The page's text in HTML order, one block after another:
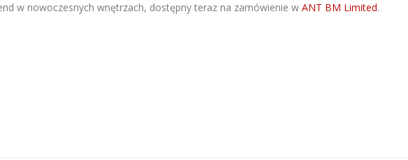
w nowoczesnych wnętrzach, dostępny teraz na zamówienie w ANT BM Limited.